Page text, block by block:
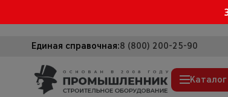
Единая справочная:8 (800) 200-25-90
Каталог